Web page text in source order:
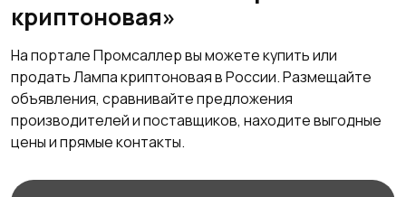
криптоновая»
На портале Промсаллер вы можете купить или
продать Лампа криптоновая в России. Размещайте
объявления, сравнивайте предложения
производителей и поставщиков, находите выгодные
цены и прямые контакты.